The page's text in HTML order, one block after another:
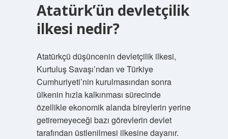
Atatürk’ün devletçilik
ilkesi nedir?
Atatürkçü düşüncenin devletçilik ilkesi,
Kurtuluş Savaşı’ndan ve Türkiye
Cumhuriyeti’nin kurulmasından sonra
ülkenin hızla kalkınması sürecinde
özellikle ekonomik alanda bireylerin yerine
getiremeyeceği bazı görevlerin devlet
tarafından üstlenilmesi ilkesine dayanır.